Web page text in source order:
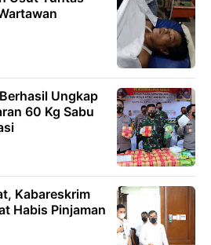
Ungkap
60 Kg Sabu
Kabareskrim
Habis Pinjaman